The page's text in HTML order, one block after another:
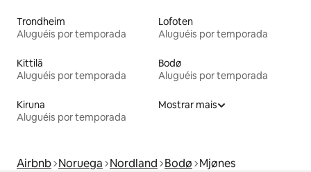
Trondheim
Aluguéis por temporada
Lofoten
Aluguéis por temporada
Kittilä
Aluguéis por temporada
Bodø
Aluguéis por temporada
Kiruna
Aluguéis por temporada
Mostrar mais
Airbnb Noruega Nordland Bodø Mjønes